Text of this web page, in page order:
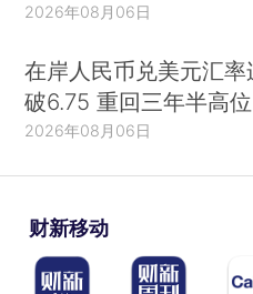
2026年08月06日
在岸人民币兑美元汇率
破6.75 重回三年半高位
2026年08月06日
财新移动